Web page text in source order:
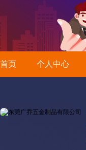
首页 个人中心